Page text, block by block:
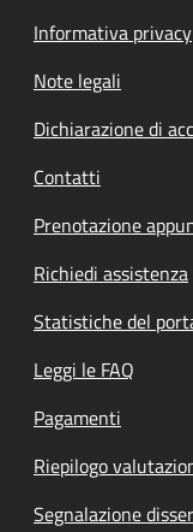
Informativa privacy
Note legali
Dichiarazione di
Contatti
Prenotazione
Richiedi assistenza
Statistiche del
Leggi le FAQ
Pagamenti
Riepilogo
Segnalazione